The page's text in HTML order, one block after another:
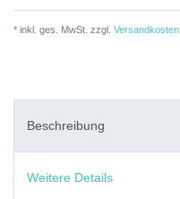
* inkl. ges. MwSt. zzgl. Versandkosten
Beschreibung
Weitere Details